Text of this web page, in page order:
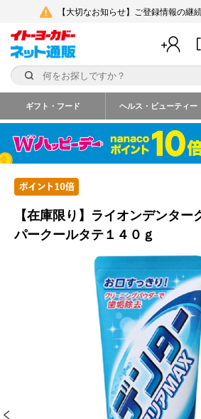
【大切なお知らせ】ご登録情報の継
ギフト・フード ヘルス・ビューティー
【在庫限り】ライオンデンター
パークールタテ１４０ｇ